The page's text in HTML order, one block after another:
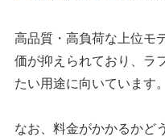
高品質・高負荷な上位モ
価が抑えられており、ラ
たい用途に向いています。
なお、料金がかかるかど